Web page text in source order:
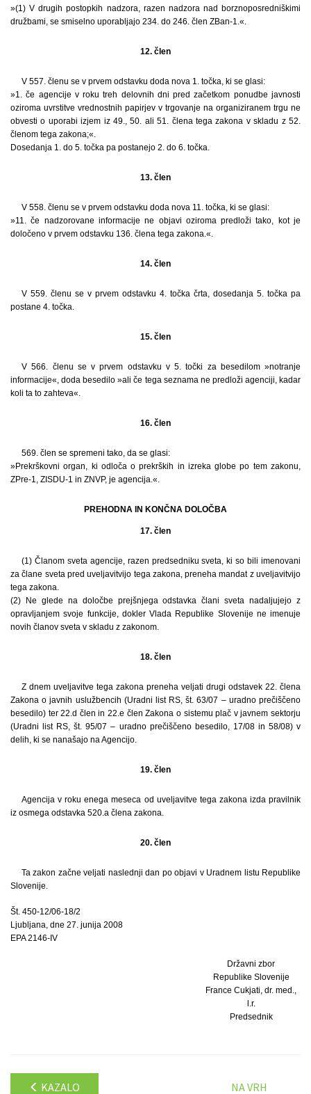
»(1) V drugih postopkih nadzora, razen nadzora nad borznoposredniškimi
družbami, se smiselno uporabljajo 234. do 246. člen ZBan-1.«.
12. člen
V 557. členu se v prvem odstavku doda nova 1. točka, ki se glasi:
»1. če agencije v roku treh delovnih dni pred začetkom ponudbe javnosti
oziroma uvrstitve vrednostnih papirjev v trgovanje na organiziranem trgu ne
obvesti o uporabi izjem iz 49., 50. ali 51. člena tega zakona v skladu z 52.
členom tega zakona;«.
Dosedanja 1. do 5. točka pa postanejo 2. do 6. točka.
13. člen
V 558. členu se v prvem odstavku doda nova 11. točka, ki se glasi:
»11. če nadzorovane informacije ne objavi oziroma predloži tako, kot je
določeno v prvem odstavku 136. člena tega zakona.«.
14. člen
V 559. členu se v prvem odstavku 4. točka črta, dosedanja 5. točka pa
postane 4. točka.
15. člen
V 566. členu se v prvem odstavku v 5. točki za besedilom »notranje
informacije«, doda besedilo »ali če tega seznama ne predloži agenciji, kadar
koli ta to zahteva«.
16. člen
569. člen se spremeni tako, da se glasi:
»Prekrškovni organ, ki odloča o prekrških in izreka globe po tem zakonu,
ZPre-1, ZISDU-1 in ZNVP, je agencija.«.
PREHODNA IN KONČNA DOLOČBA
17. člen
(1) Članom sveta agencije, razen predsedniku sveta, ki so bili imenovani
za člane sveta pred uveljavitvijo tega zakona, preneha mandat z uveljavitvijo
tega zakona.
(2) Ne glede na določbe prejšnjega odstavka člani sveta nadaljujejo z
opravljanjem svoje funkcije, dokler Vlada Republike Slovenije ne imenuje
novih članov sveta v skladu z zakonom.
18. člen
Z dnem uveljavitve tega zakona preneha veljati drugi odstavek 22. člena
Zakona o javnih uslužbencih (Uradni list RS, št. 63/07 – uradno prečiščeno
besedilo) ter 22.d člen in 22.e člen Zakona o sistemu plač v javnem sektorju
(Uradni list RS, št. 95/07 – uradno prečiščeno besedilo, 17/08 in 58/08) v
delih, ki se nanašajo na Agencijo.
19. člen
Agencija v roku enega meseca od uveljavitve tega zakona izda pravilnik
iz osmega odstavka 520.a člena zakona.
20. člen
Ta zakon začne veljati naslednji dan po objavi v Uradnem listu Republike
Slovenije.
Št. 450-12/06-18/2
Ljubljana, dne 27. junija 2008
EPA 2146-IV
Državni zbor
Republike Slovenije
France Cukjati, dr. med.,
l.r.
Predsednik
KAZALO NA VRH